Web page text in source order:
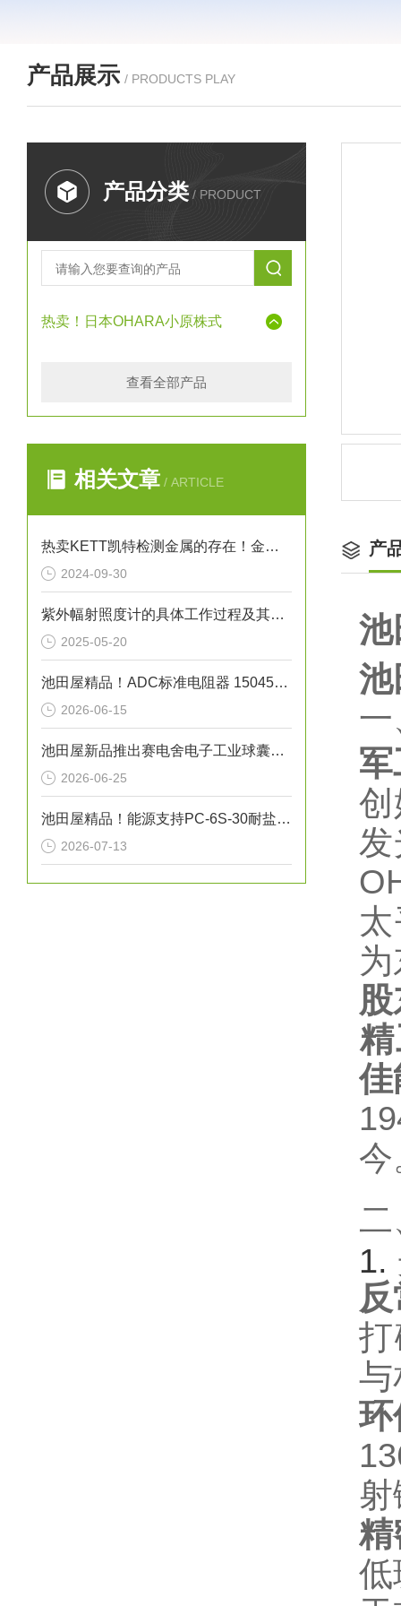
产品展示 / PRODUCTS PLAY
产品分类 / PRODUCT
热卖！日本OHARA小原株式
查看全部产品
相关文章 / ARTICLE
热卖KETT凯特检测金属的存在！金属探测器 EB-610
2024-09-30
紫外幅射照度计的具体工作过程及其应用
2025-05-20
池田屋精品！ADC标准电阻器 15045系列 参数介绍
2026-06-15
池田屋新品推出赛电舍电子工业球囊导管焊接机 MS-B01 参数介绍
2026-06-25
池田屋精品！能源支持PC-6S-30耐盐箱式高压断路器技术参数
2026-07-13
产
池
池
佳
今‌
1. ‌
与
环
精